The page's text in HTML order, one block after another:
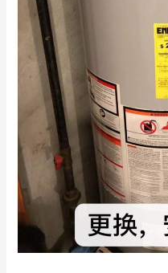
道：
选
择